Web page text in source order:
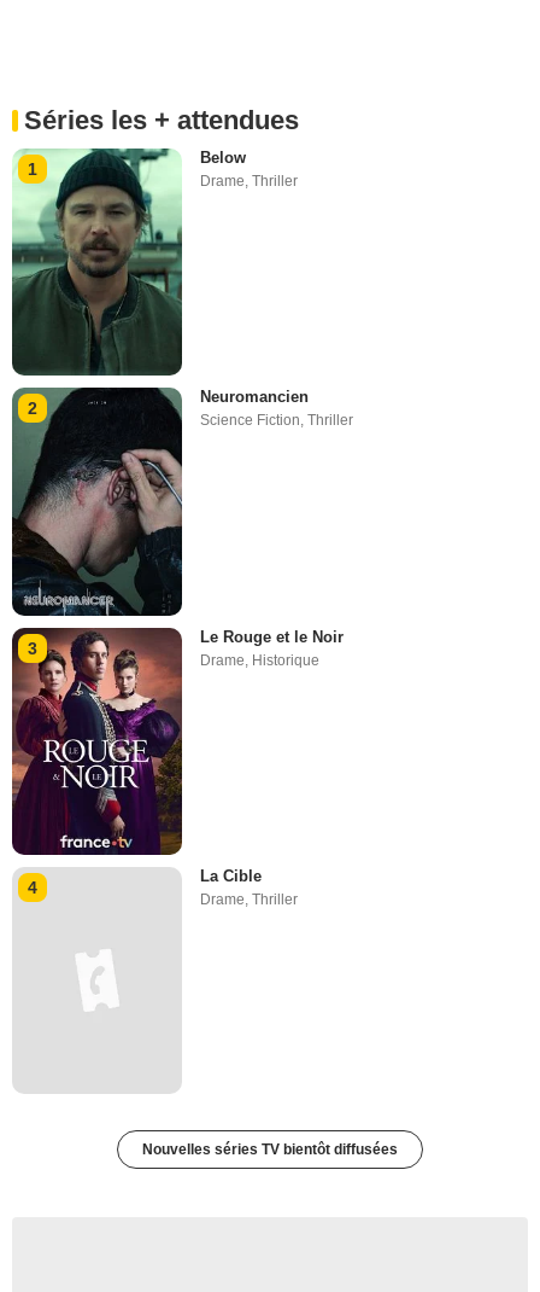
Séries les + attendues
1
Below
Drame,Thriller
2
Neuromancien
Science Fiction,Thriller
3
Le Rouge et le Noir
Drame Historique
4
La Cible
Drame,Thriller
Nouvelles séries TV bientôt diffusées